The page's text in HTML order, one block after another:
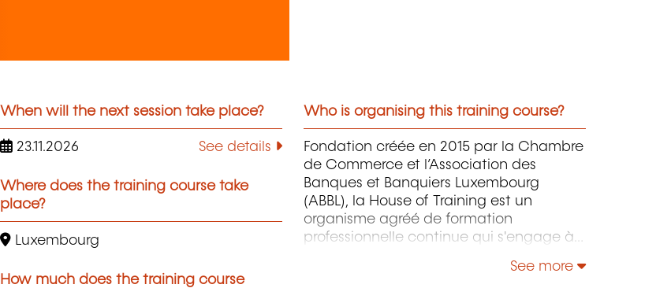
When will the next session take place?
23.11.2026 See details
Where does the training course take
place?
Luxembourg
How much does the training course
Who is organising this training course?
Fondation créée en 2015 par la Chambre
de Commerce et l’Association des
Banques et Banquiers Luxembourg
(ABBL), la House of Training est un
organisme agréé de formation
professionnelle continue qui s'engage à
et à l'attractivité du Luxembourg en
See more